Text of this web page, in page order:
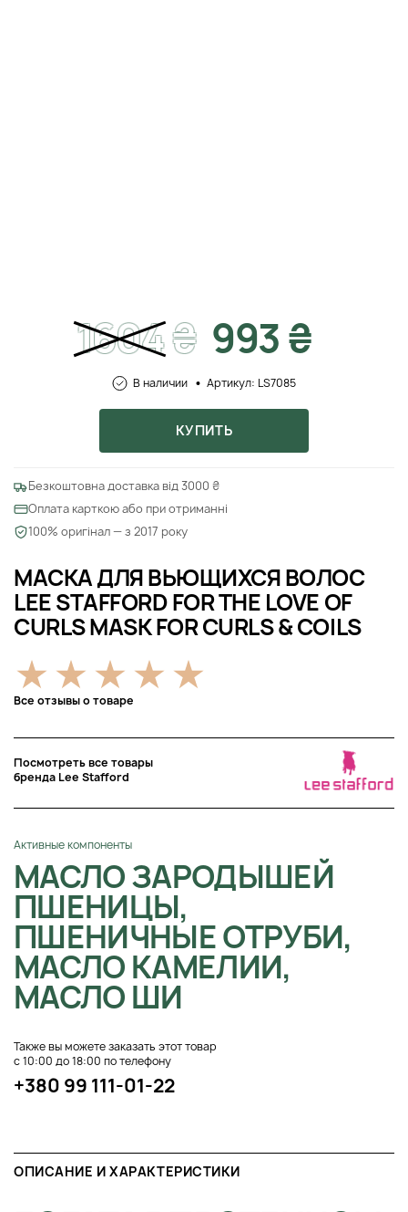
МАСКА ДЛЯ ВЬЮЩИХСЯ ВОЛОС
LEE STAFFORD FOR THE LOVE OF
CURLS MASK FOR CURLS & COILS
Все отзывы о товаре
Посмотреть все товары
бренда Lee Stafford
Активные компоненты
МАСЛО ЗАРОДЫШЕЙ
ПШЕНИЦЫ,
ПШЕНИЧНЫЕ ОТРУБИ,
МАСЛО КАМЕЛИИ,
МАСЛО ШИ
Также вы можете заказать этот товар
с 10:00 до 18:00 по телефону
+380 99 111-01-22
1604₴ 993 ₴
В наличии Артикул: LS7085
КУПИТЬ
Безкоштовна доставка від 3000 ₴
Оплата карткою або при отриманні
100% оригінал — з 2017 року
ОПИСАНИЕ И ХАРАКТЕРИСТИКИ